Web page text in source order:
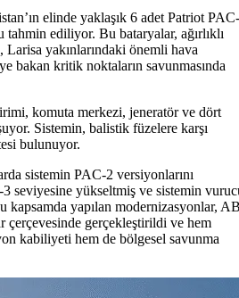
elinde yaklaşık 6 adet Patriot
tahmin ediliyor. Bu bataryalar, ağırlıklı
yakınlarındaki önemli hava
bakan kritik noktaların savunmasında
komuta merkezi, jeneratör ve dört
Sistemin, balistik füzelere karşı
bulunuyor.
sistemin PAC-2 versiyonlarını
seviyesine yükseltmiş ve sistemin
kapsamda yapılan modernizasyonlar,
çerçevesinde gerçekleştirildi ve hem
kabiliyeti hem de bölgesel savunma